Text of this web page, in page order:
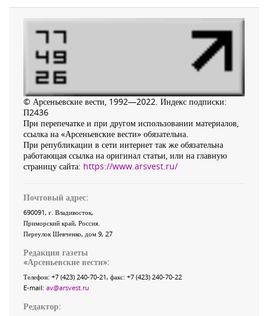
© Арсеньевские вести, 1992—2022. Индекс подписки:
П2436
При перепечатке и при другом использовании материалов,
ссылка на «Арсеньевские вести» обязательна.
При републикации в сети интернет так же обязательна
работающая ссылка на оригинал статьи, или на главную
страницу сайта: https://www.arsvest.ru/
Почтовый адрес:
690091, г. Владивосток,
Приморский край, Россия
Переулок Шевченко, дом 9, 27
Редакция газеты
«Арсеньевские вести»:
Телефон: +7 (423) 240-70-21, факс: +7 (423) 240-70-22
E-mail: av@arsvest.ru
Редактор: